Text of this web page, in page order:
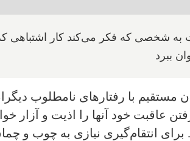
به شخصی که فکر می‌کند کار
ببرد
مستقیم با رفتارهای نامطلوب
عاقبت خود آنها را اذیت و آزار
برای انتقام‌گیری نیازی به چوب و